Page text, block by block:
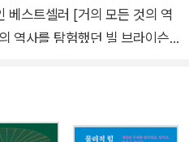
역사를 탐험했던 빌 브라이슨
지만, 정작 우리 몸에 대해서
들의 바다에서 우리에게 꼭 필